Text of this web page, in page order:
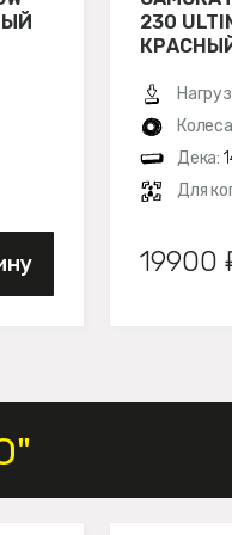
230
Дека:
Для
19900